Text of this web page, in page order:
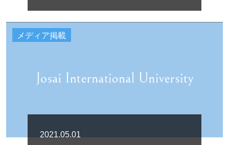
メディア掲載
2021.05.01